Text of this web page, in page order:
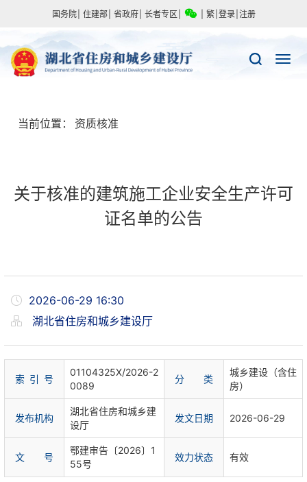
国务院 住建部 省政府 长者专区 繁 登录 注册
当前位置： 资质核准
关于核准的建筑施工企业安全生产许可
证名单的公告
2026-06-29 16:30
湖北省住房和城乡建设厅
索 引 号
01104325X/2026-2
0089
分 类
城乡建设（含住
房）
发布机构
湖北省住房和城乡建
设厅
发文日期 2026-06-29
文 号
鄂建审告〔2026〕1
55号
效力状态 有效